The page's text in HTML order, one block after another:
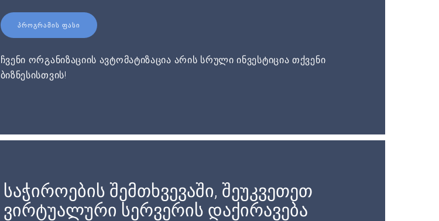
ᲞᲠᲝᲒᲠᲐᲛᲘᲡ ᲤᲐᲡᲘ
ჩვენი ორგანიზაციის ავტომატიზაცია არის სრული ინვესტიცია თქვენი
ბიზნესისთვის!
საჭიროების შემთხვევაში, შეუკვეთეთ
ვირტუალური სერვერის დაქირავება